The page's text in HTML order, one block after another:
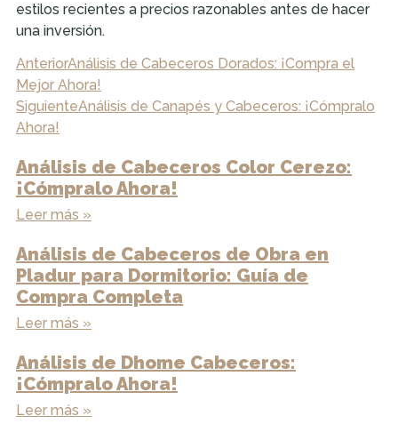
estilos recientes a precios razonables antes de hacer
una inversión.
AnteriorAnálisis de Cabeceros Dorados: ¡Compra el
Mejor Ahora!
SiguienteAnálisis de Canapés y Cabeceros: ¡Cómpralo
Ahora!
Análisis de Cabeceros Color Cerezo:
¡Cómpralo Ahora!
Leer más »
Análisis de Cabeceros de Obra en
Pladur para Dormitorio: Guía de
Compra Completa
Leer más »
Análisis de Dhome Cabeceros:
¡Cómpralo Ahora!
Leer más »